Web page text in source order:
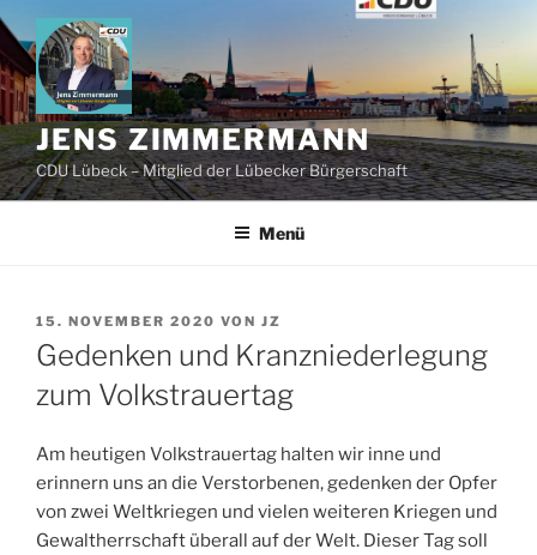
Zum
Inhalt
springen
JENS ZIMMERMANN
CDU Lübeck – Mitglied der Lübecker Bürgerschaft
Menü
VERÖFFENTLICHT
AM
15. NOVEMBER 2020 VON JZ
Gedenken und Kranzniederlegung
zum Volkstrauertag
Am heutigen Volkstrauertag halten wir inne und
erinnern uns an die Verstorbenen, gedenken der Opfer
von zwei Weltkriegen und vielen weiteren Kriegen und
Gewaltherrschaft überall auf der Welt. Dieser Tag soll